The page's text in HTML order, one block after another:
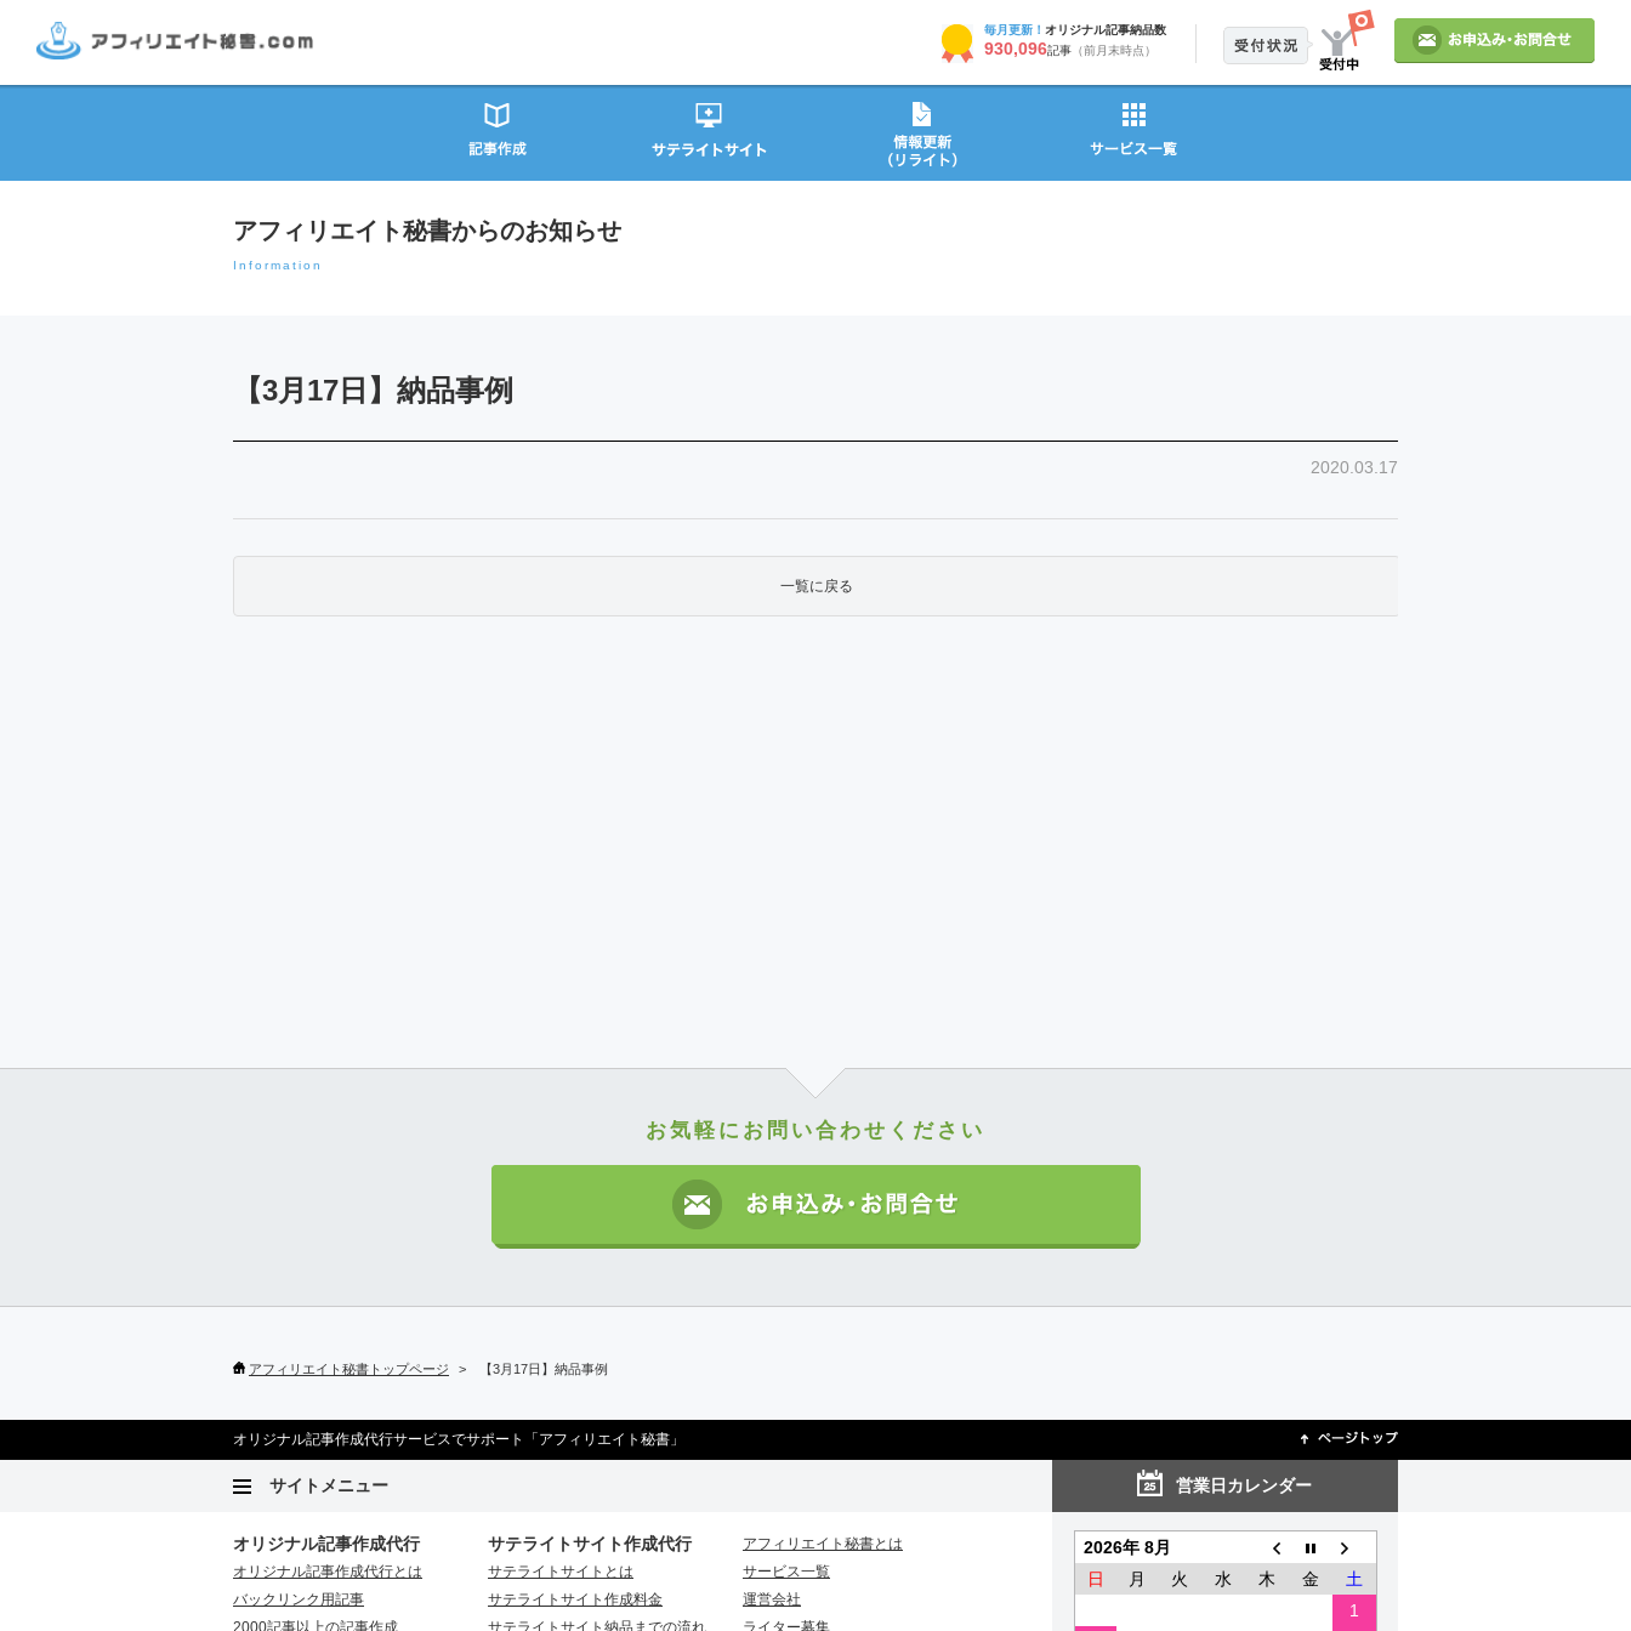
毎月更新！ オリジナル記事納品数
930,096記事 （前月末時点）
アフィリエイト秘書からのお知らせ
Information
【3月17日】納品事例
2020.03.17
一覧に戻る
お気軽にお問い合わせください
アフィリエイト秘書トップページ 【3月17日】納品事例
オリジナル記事作成代行サービスでサポート「アフィリエイト秘書」
サイトメニュー
オリジナル記事作成代行
オリジナル記事作成代行とは
バックリンク用記事
2000記事以上の記事作成
サテライトサイト作成代行
サテライトサイトとは
サテライトサイト作成料金
サテライトサイト納品までの流れ
アフィリエイト秘書とは
サービス一覧
運営会社
ライター募集
営業日カレンダー
2026年 8月
日
月 火 水 木 金
土
1